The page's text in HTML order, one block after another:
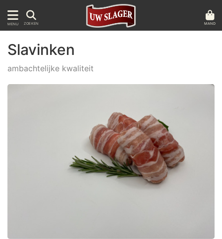
MENU ZOEKEN MAND
Slavinken
ambachtelijke kwaliteit